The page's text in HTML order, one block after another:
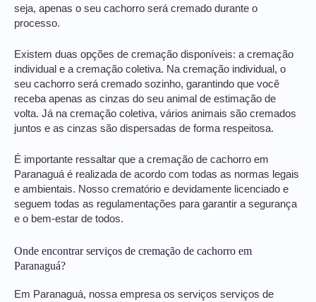
seja, apenas o seu cachorro será cremado durante o
processo.
Existem duas opções de cremação disponíveis: a cremação
individual e a cremação coletiva. Na cremação individual, o
seu cachorro será cremado sozinho, garantindo que você
receba apenas as cinzas do seu animal de estimação de
volta. Já na cremação coletiva, vários animais são cremados
juntos e as cinzas são dispersadas de forma respeitosa.
É importante ressaltar que a cremação de cachorro em
Paranaguá é realizada de acordo com todas as normas legais
e ambientais. Nosso crematório e devidamente licenciado e
seguem todas as regulamentações para garantir a segurança
e o bem-estar de todos.
Onde encontrar serviços de cremação de cachorro em
Paranaguá?
Em Paranaguá, nossa empresa os serviços serviços de